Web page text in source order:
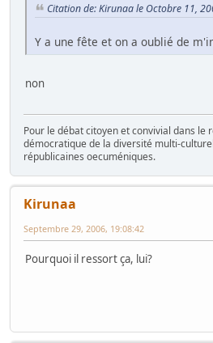
Citation de: Kirunaa le Octobre 11,
Y a une fête et on a oublié de
non
Pour le débat citoyen et convivial dans le
démocratique de la diversité multi-
républicaines oecuméniques.
Kirunaa
Septembre 29, 2006, 19:08:42
Pourquoi il ressort ça, lui?